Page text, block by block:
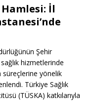
İl
Şehir
hizmetlerinde
yönelik
Türkiye Sağlık
(TÜSKA) katkılarıyla